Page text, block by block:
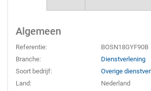
Algemeen
Referentie:
BOSN18GYF90B
Branche:
Dienstverlening
Soort bedrijf:
Overige
Land:
Nederland